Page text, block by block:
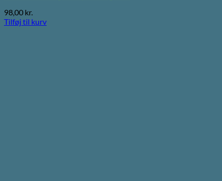
98,00 kr.
Tilføj til kurv